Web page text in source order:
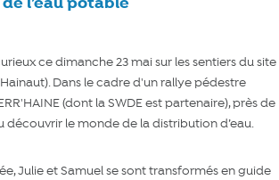
ce dimanche 23 mai sur les sentiers du site
Dans le cadre d'un rallye pédestre
(dont la SWDE est partenaire), près de
découvrir le monde de la distribution d’eau.
Julie et Samuel se sont transformés en guide